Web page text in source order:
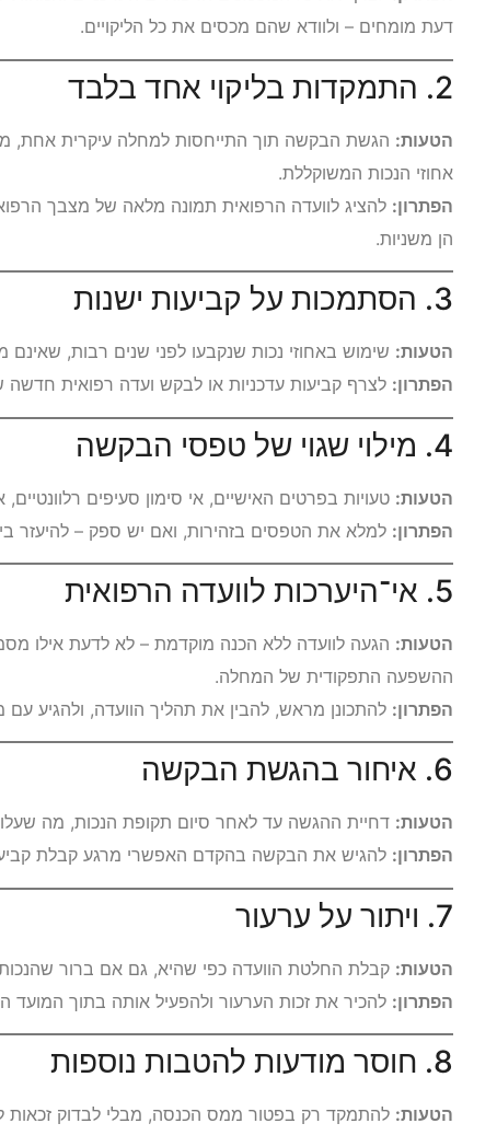
דעת מומחים – ולוודא שהם מכסים את כל הליקויים.
2. התמקדות בליקוי אחד בלבד
הטעות: הגשת הבקשה תוך התייחסות למחלה עיקרית אחת,
אחוזי הנכות המשוקללת.
הפתרון: להציג לוועדה הרפואית תמונה מלאה של מצבך
הן משניות.
3. הסתמכות על קביעות ישנות
הטעות: שימוש באחוזי נכות שנקבעו לפני שנים רבות,
הפתרון: לצרף קביעות עדכניות או לבקש ועדה רפואית
4. מילוי שגוי של טפסי הבקשה
הטעות: טעויות בפרטים האישיים, אי סימון סעיפים
הפתרון: למלא את הטפסים בזהירות, ואם יש ספק – להיעזר
5. אי־היערכות לוועדה הרפואית
הטעות: הגעה לוועדה ללא הכנה מוקדמת – לא לדעת אילו
ההשפעה התפקודית של המחלה.
הפתרון: להתכונן מראש, להבין את תהליך הוועדה, ולהגיע
6. איחור בהגשת הבקשה
הטעות: דחיית ההגשה עד לאחר סיום תקופת הנכות, מה
הפתרון: להגיש את הבקשה בהקדם האפשרי מרגע קבלת
7. ויתור על ערעור
הטעות: קבלת החלטת הוועדה כפי שהיא, גם אם ברור
הפתרון: להכיר את זכות הערעור ולהפעיל אותה בתוך המועד הקבוע
8. חוסר מודעות להטבות נוספות
הטעות: להתמקד רק בפטור ממס הכנסה, מבלי לבדוק זכאות